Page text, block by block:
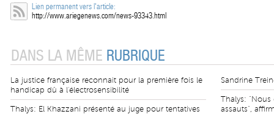
Lien permanent vers l'article:
http://www.ariegenews.com/news-93343.html
DANS LA MÊME RUBRIQUE
La justice française reconnait pour la première fois le
handicap dû à l'électrosensibilité
Thalys: El Khazzani présenté au juge pour tentatives
Sandrine
Thalys: "Nous
assauts",